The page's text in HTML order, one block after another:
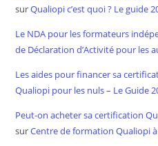
surQualiopi c’est quoi ? Le guide
Le NDA pour les formateurs
de Déclaration d’Activité pour les
Les aides pour financer sa
Qualiopi pour les nuls – Le Guide
Peut-on acheter sa certification
surCentre de formation Qualiopi